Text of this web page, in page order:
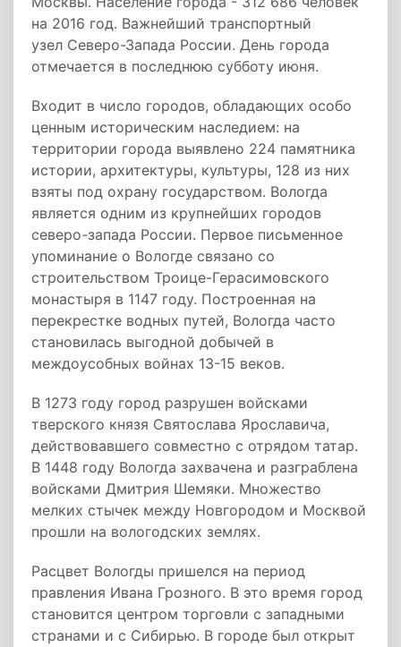
на 2016 год. Важнейший транспортный
узел Северо-Запада России. День города
отмечается в последнюю субботу июня.
Входит в число городов, обладающих особо
ценным историческим наследием: на
территории города выявлено 224 памятника
истории, архитектуры, культуры, 128 из них
взяты под охрану государством. Вологда
является одним из крупнейших городов
северо-запада России. Первое письменное
упоминание о Вологде связано со
строительством Троице-Герасимовского
монастыря в 1147 году. Построенная на
перекрестке водных путей, Вологда часто
становилась выгодной добычей в
междоусобных войнах 13-15 веков.
В 1273 году город разрушен войсками
тверского князя Святослава Ярославича,
действовавшего совместно с отрядом татар.
В 1448 году Вологда захвачена и разграблена
войсками Дмитрия Шемяки. Множество
мелких стычек между Новгородом и Москвой
прошли на вологодских землях.
Расцвет Вологды пришелся на период
правления Ивана Грозного. В это время город
становится центром торговли с западными
странами и с Сибирью. В городе был открыт